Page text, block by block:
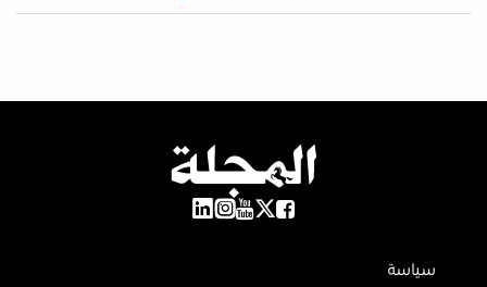
سياسة